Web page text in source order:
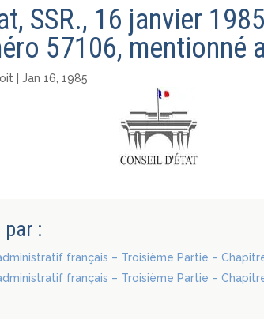
SSR., 16 janvier
57106, mentionné
|Jan 16, 1985
par :
français – Troisième Partie –
français – Troisième Partie –